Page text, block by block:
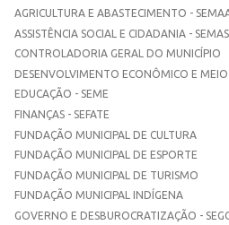
AGRICULTURA E ABASTECIMENTO -
ASSISTÊNCIA SOCIAL E CIDADANIA -
CONTROLADORIA GERAL DO MUNICÍPIO
DESENVOLVIMENTO ECONÔMICO E
EDUCAÇÃO - SEME
FINANÇAS - SEFATE
FUNDAÇÃO MUNICIPAL DE CULTURA
FUNDAÇÃO MUNICIPAL DE ESPORTE
FUNDAÇÃO MUNICIPAL DE TURISMO
FUNDAÇÃO MUNICIPAL INDÍGENA
GOVERNO E DESBUROCRATIZAÇÃO -